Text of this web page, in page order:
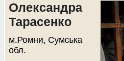
Олександра
Тарасенко
м.Ромни, Сумська
обл.